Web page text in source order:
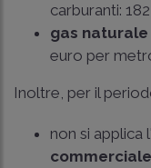
carburanti:
gas naturale
euro per
Inoltre, per il
non si applica
commerciale